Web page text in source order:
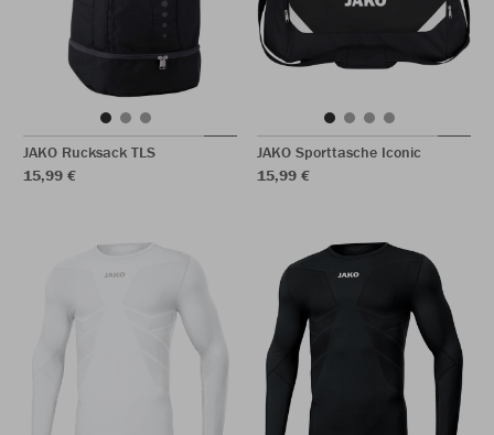
JAKO Rucksack TLS
15,99 €
JAKO Sporttasche Iconic
15,99 €